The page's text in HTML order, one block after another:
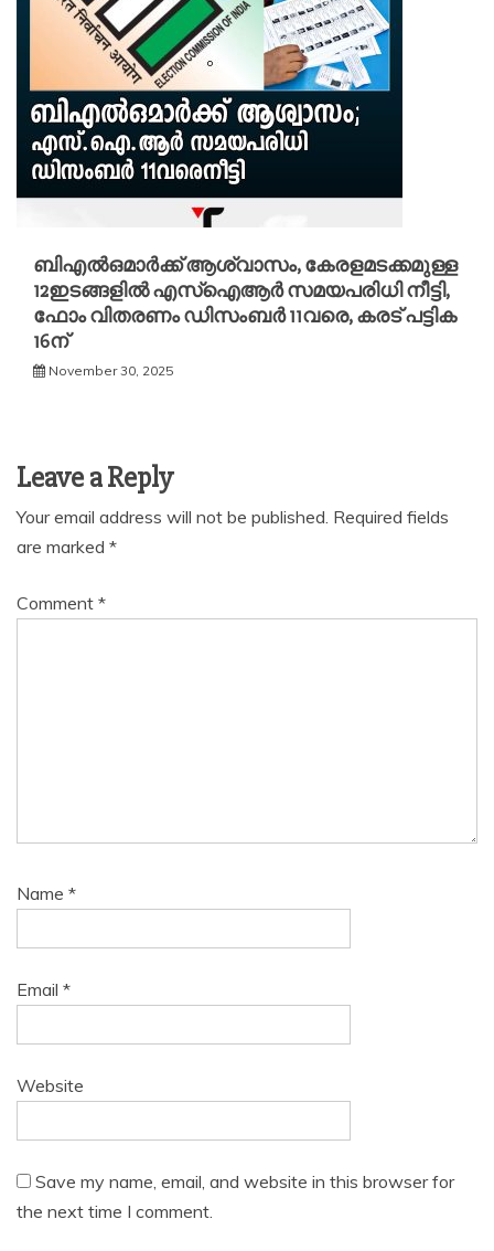
ബിഎൽഒമാര്‍ക്ക് ആശ്വാസം, കേരളമടക്കമുള്ള
12ഇടങ്ങളിൽ എസ്ഐആര്‍ സമയപരിധി നീട്ടി,
ഫോം വിതരണം ഡിസംബര്‍ 11വരെ, കരട് പട്ടിക
16ന്
November 30, 2025
Leave a Reply
Your email address will not be published. Required fields
are marked *
Comment *
Name *
Email *
Website
Save my name, email, and website in this browser for
the next time I comment.